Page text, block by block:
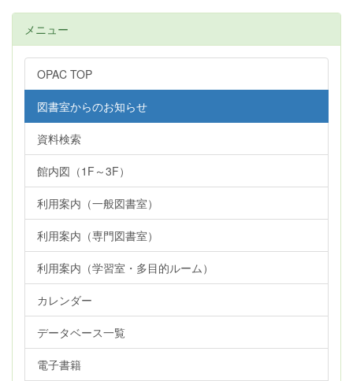
メニュー
OPAC TOP
図書室からのお知らせ
資料検索
館内図（1F～3F）
利用案内（一般図書室）
利用案内（専門図書室）
利用案内（学習室・多目的ルーム）
カレンダー
データベース一覧
電子書籍